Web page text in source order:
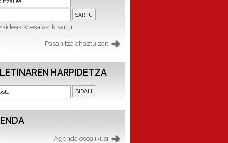
Kresala-tik sartu
Pasahitza ahaztu zait
HARPIDETZA
Agenda osoa ikusi